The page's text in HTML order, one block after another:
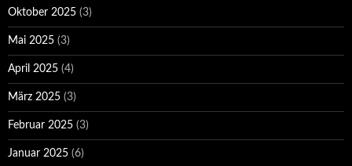
Oktober 2025 (3)
Mai 2025 (3)
April 2025 (4)
März 2025 (3)
Februar 2025 (3)
Januar 2025 (6)